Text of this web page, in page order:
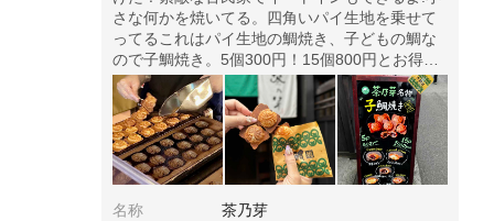
さな何かを焼いてる。四角いパイ生地を乗せて
ってるこれはパイ生地の鯛焼き、子どもの鯛な
ので子鯛焼き。5個300円！15個800円とお得。
チョコ、カスタード、あずき、チーズ、ウィン
ナーの5種類！外はパリっ！
名称
茶乃芽